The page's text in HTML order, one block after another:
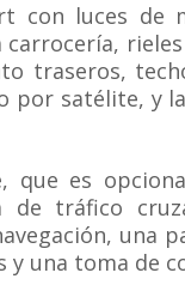
con luces de
traseros,
por satélite, y
que es
tráfico
una
y una toma de